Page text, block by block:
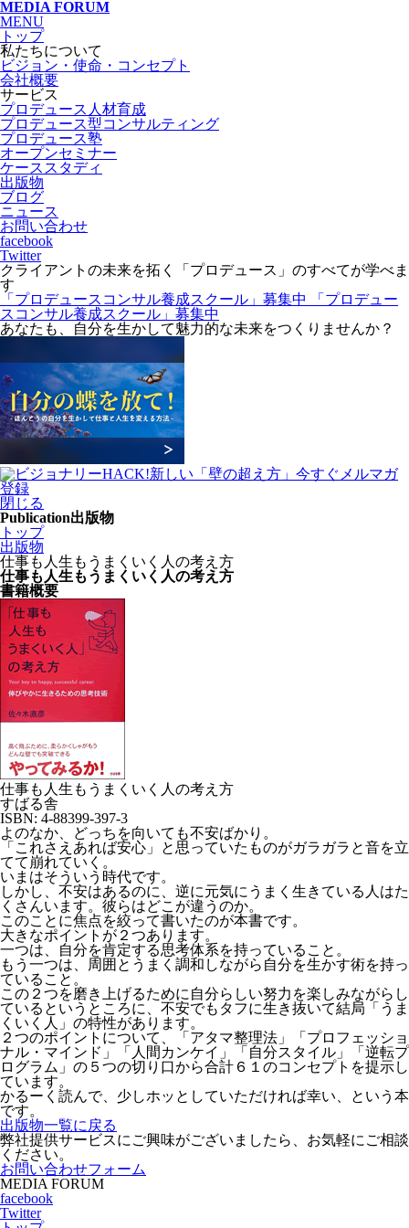
MEDIA FORUM
MENU
トップ
私たちについて
ビジョン・使命・コンセプト
会社概要
サービス
プロデュース人材育成
プロデュース型コンサルティング
プロデュース塾
オープンセミナー
ケーススタディ
出版物
ブログ
ニュース
お問い合わせ
facebook
Twitter
クライアントの未来を拓く「プロデュース」のすべてが学べま
す
「プロデュースコンサル養成スクール」募集中
「プロデュー
スコンサル養成スクール」募集中
あなたも、自分を生かして魅力的な未来をつくりませんか？
閉じる
Publication出版物
トップ
出版物
仕事も人生もうまくいく人の考え方
仕事も人生もうまくいく人の考え方
書籍概要
仕事も人生もうまくいく人の考え方
すばる舎
ISBN: 4-88399-397-3
よのなか、どっちを向いても不安ばかり。
「これさえあれば安心」と思っていたものがガラガラと音を立
てて崩れていく。
いまはそういう時代です。
しかし、不安はあるのに、逆に元気にうまく生きている人はた
くさんいます。彼らはどこが違うのか。
このことに焦点を絞って書いたのが本書です。
大きなポイントが２つあります。
一つは、自分を肯定する思考体系を持っていること。
もう一つは、周囲とうまく調和しながら自分を生かす術を持っ
ていること。
この２つを磨き上げるために自分らしい努力を楽しみながらし
ているというところに、不安でもタフに生き抜いて結局「うま
くいく人」の特性があります。
２つのポイントについて、「アタマ整理法」「プロフェッショ
ナル・マインド」「人間カンケイ」「自分スタイル」「逆転プ
ログラム」の５つの切り口から合計６１のコンセプトを提示し
ています。
かるーく読んで、少しホッとしていただければ幸い、という本
です。
出版物一覧に戻る
弊社提供サービスにご興味がございましたら、お気軽にご相談
ください。
お問い合わせフォーム
MEDIA FORUM
facebook
Twitter